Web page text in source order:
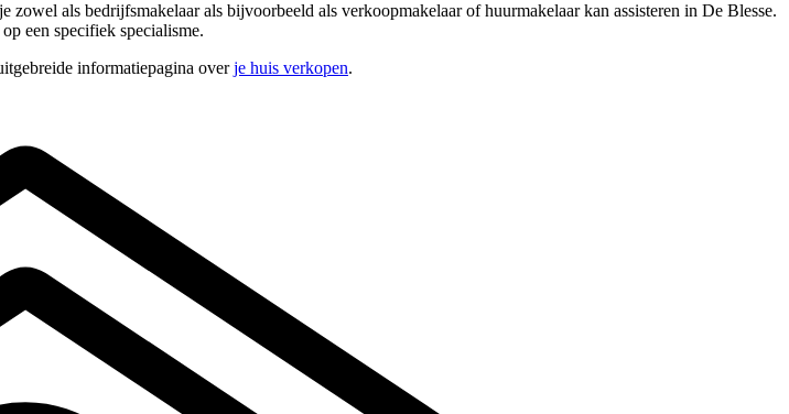
als bedrijfsmakelaar als bijvoorbeeld als verkoopmakelaar of huurmakelaar kan assisteren in De Blesse.
een specifiek specialisme.
informatiepagina overje huis verkopen.